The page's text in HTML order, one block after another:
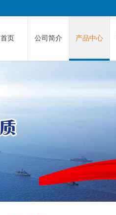
首页 公司简介 产品中心